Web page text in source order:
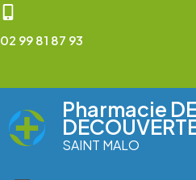
02 99 81 87 93
Pharmacie
SAINT MALO